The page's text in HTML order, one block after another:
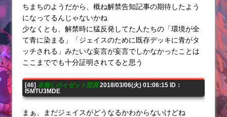
ちまちのようだから、概ね解禁告知記事の期待したよう
になってるんじゃないかね
少なくとも、解禁時に猛反発してた人たちの「環境が全
て青に染まる」「ジェイスのために既存デッキに青がタ
ッチされる」みたいな妄言が妄言でしかなかったことは
ここまででも十分証明されてると思う
[46] 名無しのイゼット団員2018/03/06(火) 01:06:15 ID：
I5MTU3MDE
まぁ、まだジェイスがどうなるかわからないけどね